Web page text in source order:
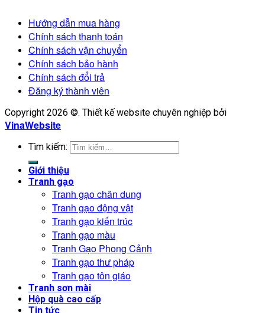
Hướng dẫn mua hàng
Chính sách thanh toán
Chính sách vận chuyển
Chính sách bảo hành
Chính sách đổi trả
Đăng ký thành viên
Copyright 2026 ©. Thiết kế website chuyên nghiệp bởi
VinaWebsite
Tìm kiếm:
Giới thiệu
Tranh gạo
Tranh gạo chân dung
Tranh gạo động vật
Tranh gạo kiến trúc
Tranh gạo màu
Tranh Gạo Phong Cảnh
Tranh gạo thư pháp
Tranh gạo tôn giáo
Tranh sơn mài
Hộp quà cao cấp
Tin tức